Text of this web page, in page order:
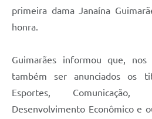
primeira dama Janaína
honra.
Guimarães informou que, nos
também ser anunciados os
Esportes, Comunicação,
Desenvolvimento Econômico e